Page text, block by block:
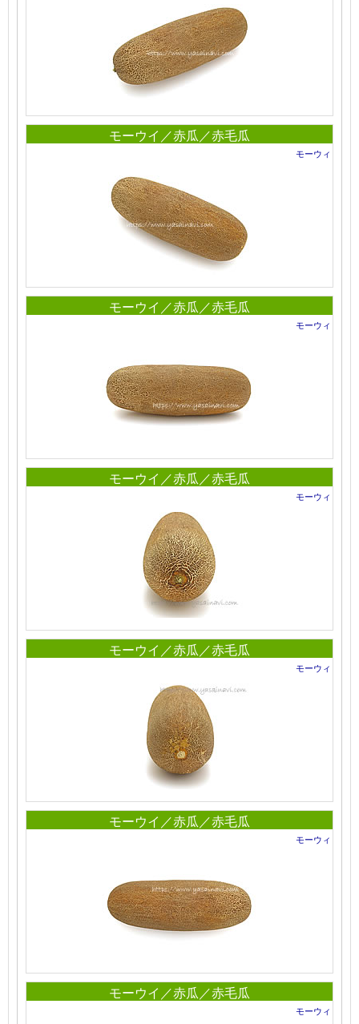
モーウイ／赤瓜／赤毛瓜
モーウィ
モーウイ／赤瓜／赤毛瓜
モーウィ
モーウイ／赤瓜／赤毛瓜
モーウィ
モーウイ／赤瓜／赤毛瓜
モーウィ
モーウイ／赤瓜／赤毛瓜
モーウィ
モーウイ／赤瓜／赤毛瓜
モーウィ